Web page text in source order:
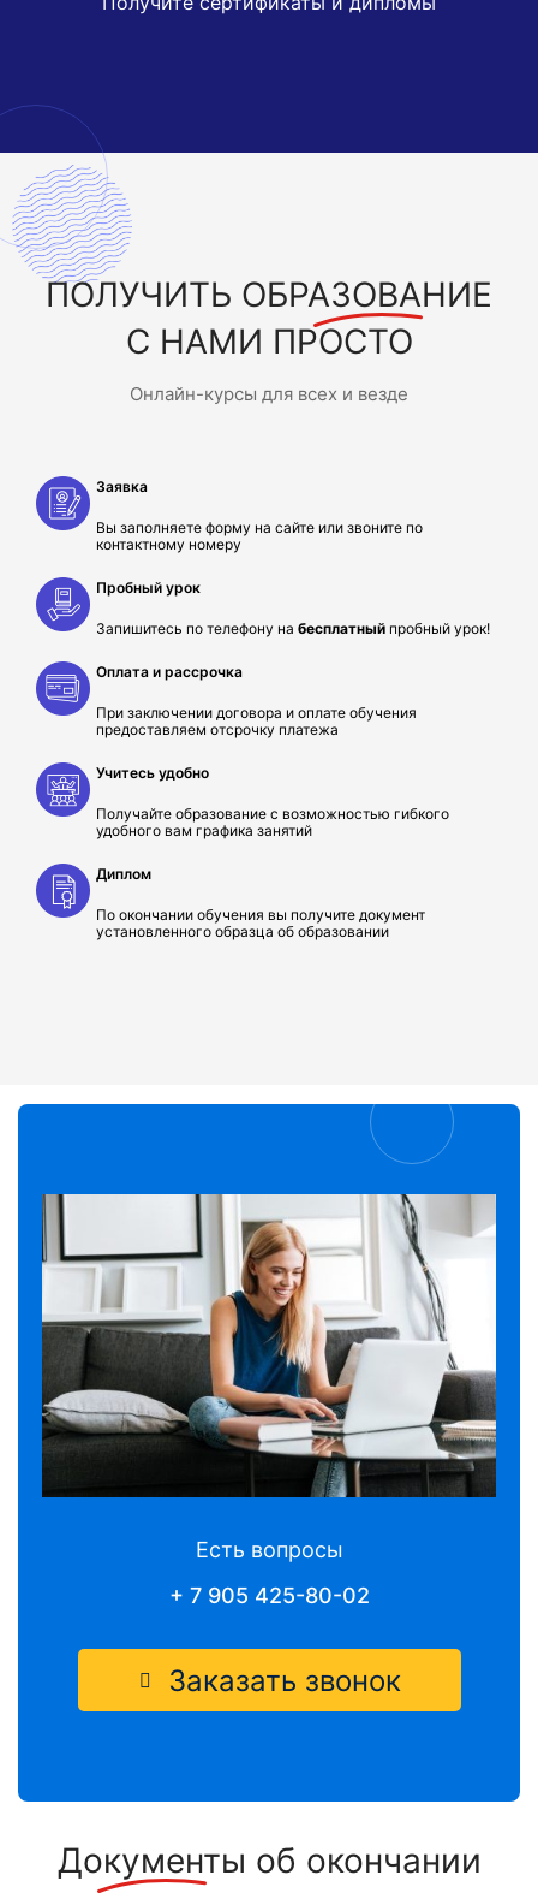
ПОЛУЧИТЬ ОБРАЗОВАНИЕ
С НАМИ ПРОСТО
Онлайн-курсы для всех и везде
Заявка
Вы заполняете форму на сайте или звоните по
контактному номеру
Пробный урок
Запишитесь по телефону на бесплатный пробный урок!
Оплата и рассрочка
При заключении договора и оплате обучения
предоставляем отсрочку платежа
Учитесь удобно
Получайте образование с возможностью гибкого
удобного вам графика занятий
Диплом
По окончании обучения вы получите документ
установленного образца об образовании
Есть вопросы
+ 7 905 425-80-02
Заказать звонок
Документы об окончании